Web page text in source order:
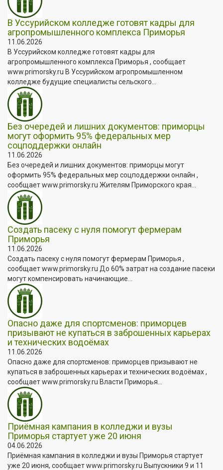
В Уссурийском колледже готовят кадры для
агропромышленного комплекса Приморья
11.06.2026
В Уссурийском колледже готовят кадры для
агропромышленного комплекса Приморья , сообщает
www.primorsky.ru В Уссурийском агропромышленном
колледже будущие специалисты сельского...
Без очередей и лишних документов: приморцы
могут оформить 95% федеральных мер
соцподдержки онлайн
11.06.2026
Без очередей и лишних документов: приморцы могут
оформить 95% федеральных мер соцподдержки онлайн ,
сообщает www.primorsky.ru Жителям Приморского края...
Создать пасеку с нуля помогут фермерам
Приморья
11.06.2026
Создать пасеку с нуля помогут фермерам Приморья ,
сообщает www.primorsky.ru До 60% затрат на создание пасеки
могут компенсировать начинающие...
Опасно даже для спортсменов: приморцев
призывают не купаться в заброшенных карьерах
и технических водоёмах
11.06.2026
Опасно даже для спортсменов: приморцев призывают не
купаться в заброшенных карьерах и технических водоёмах ,
сообщает www.primorsky.ru Власти Приморья...
Приёмная кампания в колледжи и вузы
Приморья стартует уже 20 июня
04.06.2026
Приёмная кампания в колледжи и вузы Приморья стартует
уже 20 июня, сообщает www.primorsky.ru Выпускники 9 и 11